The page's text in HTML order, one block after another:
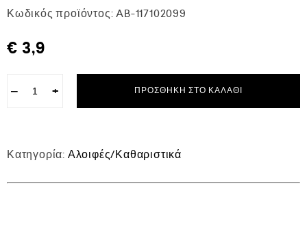
Κωδικός προϊόντος: AB-117102099
€ 3,9
− + ΠΡΟΣΘΉΚΗ ΣΤΟ ΚΑΛΆΘΙ
Κατηγορία: Αλοιφές/Καθαριστικά